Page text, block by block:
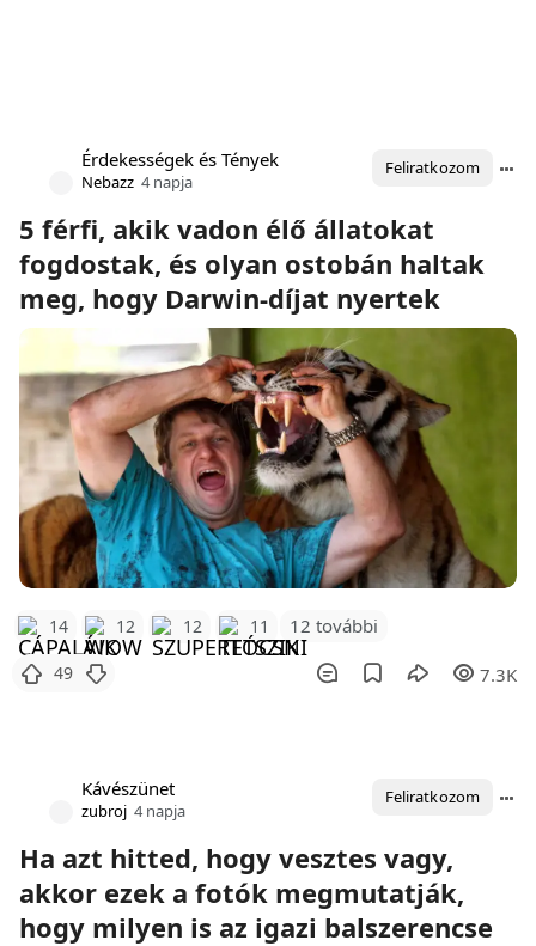
Érdekességek és Tények
Nebazz 4 napja
Feliratkozom
5 férfi, akik vadon élő állatokat
fogdostak, és olyan ostobán haltak
meg, hogy Darwin-díjat nyertek
14 12 12 11 12 további
49 7.3K
Kávészünet
zubroj 4 napja
Feliratkozom
Ha azt hitted, hogy vesztes vagy,
akkor ezek a fotók megmutatják,
hogy milyen is az igazi balszerencse